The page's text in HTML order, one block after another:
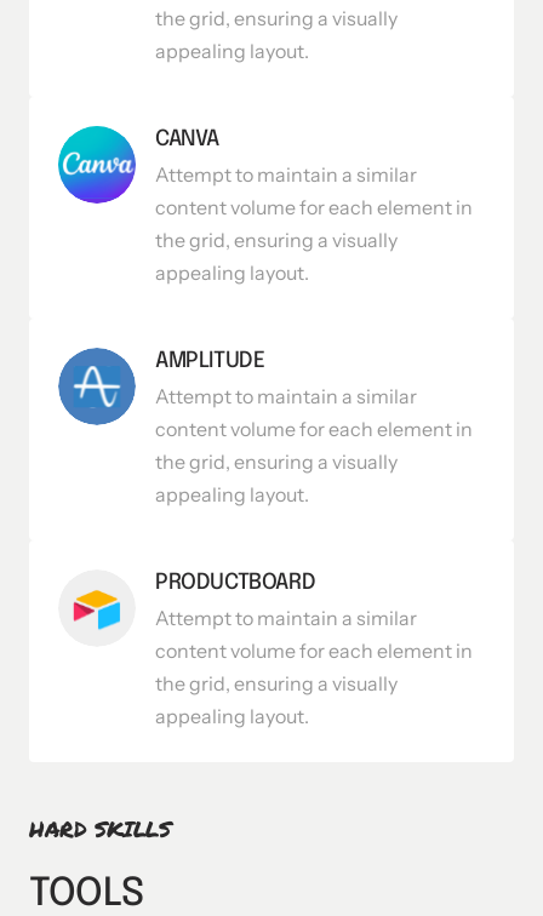
the grid, ensuring a visually
appealing layout.
CANVA
Attempt to maintain a similar
content volume for each element in
the grid, ensuring a visually
appealing layout.
AMPLITUDE
Attempt to maintain a similar
content volume for each element in
the grid, ensuring a visually
appealing layout.
PRODUCTBOARD
Attempt to maintain a similar
content volume for each element in
the grid, ensuring a visually
appealing layout.
HARD SKILLS
TOOLS